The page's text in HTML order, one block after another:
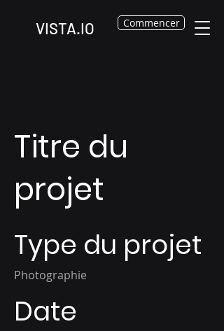
VISTA.IO Commencer
Titre du
projet
Type du projet
Photographie
Date